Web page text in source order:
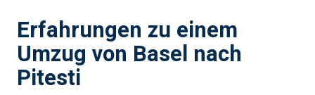
Erfahrungen zu einem
Umzug von Basel nach
Pitesti